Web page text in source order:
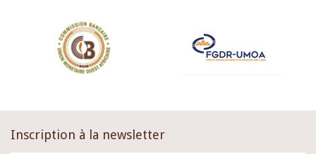
Inscription à la newsletter